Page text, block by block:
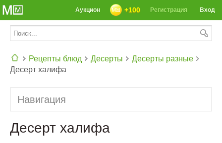
Вход
Регистрация
+100
Аукцион
Рецепты блюд Десерты
Десерты разные
Десерт халифа
Навигация
Десерт халифа